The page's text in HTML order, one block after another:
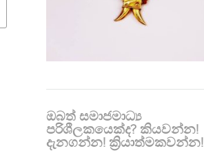
ඔබත් සමාජමාධ්‍ය
පරිශීලකයෙක්ද? කියවන්න!
දැනගන්න! ක්‍රියාත්මකවන්න!